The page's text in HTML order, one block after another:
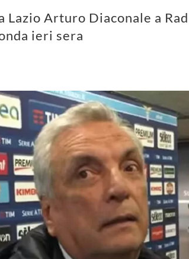
Lazio Arturo Diaconale a
ieri sera